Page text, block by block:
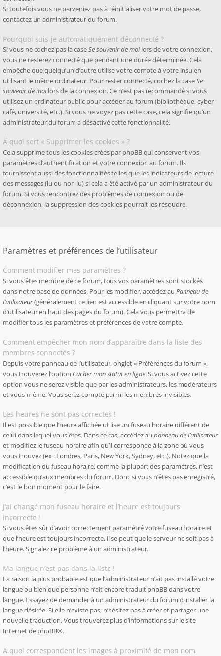
Si toutefois vous ne parveniez pas à réinitialiser votre mot de passe,
contactez un administrateur du forum.
Pourquoi suis-je automatiquement déconnecté ?
Si vous ne cochez pas la caseSe souvenir de moilors de votre connexion,
vous ne resterez connecté que pendant une durée déterminée. Cela
empêche que quelqu’un d’autre utilise votre compte à votre insu en
utilisant le même ordinateur. Pour rester connecté, cochez la caseSe
souvenir de moilors de la connexion. Ce n’est pas recommandé si vous
utilisez un ordinateur public pour accéder au forum (bibliothèque, cyber-
café, université, etc.). Si vous ne voyez pas cette case, cela signifie qu’un
administrateur du forum a désactivé cette fonctionnalité.
À quoi sert « Supprimer les cookies » ?
Cela supprime tous les cookies créés par phpBB qui conservent vos
paramètres d’authentification et votre connexion au forum. Ils
fournissent aussi des fonctionnalités telles que les indicateurs de lecture
des messages (lu ou non lu) si cela a été activé par un administrateur du
forum. Si vous rencontrez des problèmes de connexion ou de
déconnexion, la suppression des cookies pourrait les résoudre.
Paramètres et préférences de l’utilisateur
Comment modifier mes paramètres ?
Si vous êtes membre de ce forum, tous vos paramètres sont stockés
dans notre base de données. Pour les modifier, accédez au Panneau de
l’utilisateur(généralement ce lien est accessible en cliquant sur votre nom
d’utilisateur en haut des pages du forum). Cela vous permettra de
modifier tous les paramètres et préférences de votre compte.
Comment empêcher mon nom d’apparaître dans la liste des
membres connectés ?
Depuis votre panneau de l’utilisateur, onglet « Préférences du forum »,
vous trouverez l’option Cacher mon statut en ligne. Si vous activez cette
option vous ne serez visible que par les administrateurs, les modérateurs
et vous-même. Vous serez compté parmi les membres invisibles.
Les heures ne sont pas correctes !
Il est possible que l’heure affichée utilise un fuseau horaire différent de
celui dans lequel vous êtes. Dans ce cas, accédez au panneau de l’utilisateur
et modifiez le fuseau horaire afin qu’il corresponde à la zone où vous
vous trouvez (ex : Londres, Paris, New York, Sydney, etc.). Notez que la
modification du fuseau horaire, comme la plupart des paramètres, n’est
accessible qu’aux membres du forum. Donc si vous n’êtes pas enregistré,
c’est le bon moment pour le faire.
J’ai changé mon fuseau horaire et l’heure est toujours
incorrecte !
Si vous êtes sûr d’avoir correctement paramétré votre fuseau horaire et
que l’heure est toujours incorrecte, il se peut que le serveur ne soit pas à
l’heure. Signalez ce problème à un administrateur.
Ma langue n’est pas dans la liste !
La raison la plus probable est que l’administrateur n’ait pas installé votre
langue ou bien que personne n’ait encore traduit phpBB dans votre
langue. Essayez de demander à un administrateur du forum d’installer la
langue désirée. Si elle n’existe pas, n’hésitez pas à créer et partager une
nouvelle traduction. Vous trouverez plus d’informations sur le site
Internet de phpBB®.
A quoi correspondent les images à proximité de mon nom